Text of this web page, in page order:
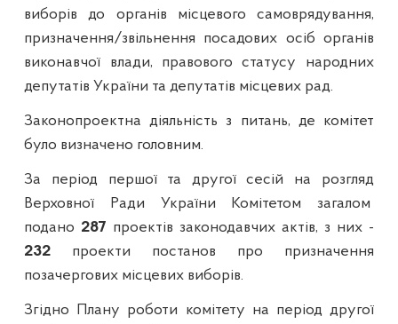
виборів до органів місцевого самоврядування,
призначення/звільнення посадових осіб органів
виконавчої влади, правового статусу народних
депутатів України та депутатів місцевих рад.
Законопроектна діяльність з питань, де комітет
було визначено головним.
За період першої та другої сесій на розгляд
Верховної Ради України Комітетом загалом
подано 287 проектів законодавчих актів, з них -
232 проекти постанов про призначення
позачергових місцевих виборів.
Згідно Плану роботи комітету на період другої